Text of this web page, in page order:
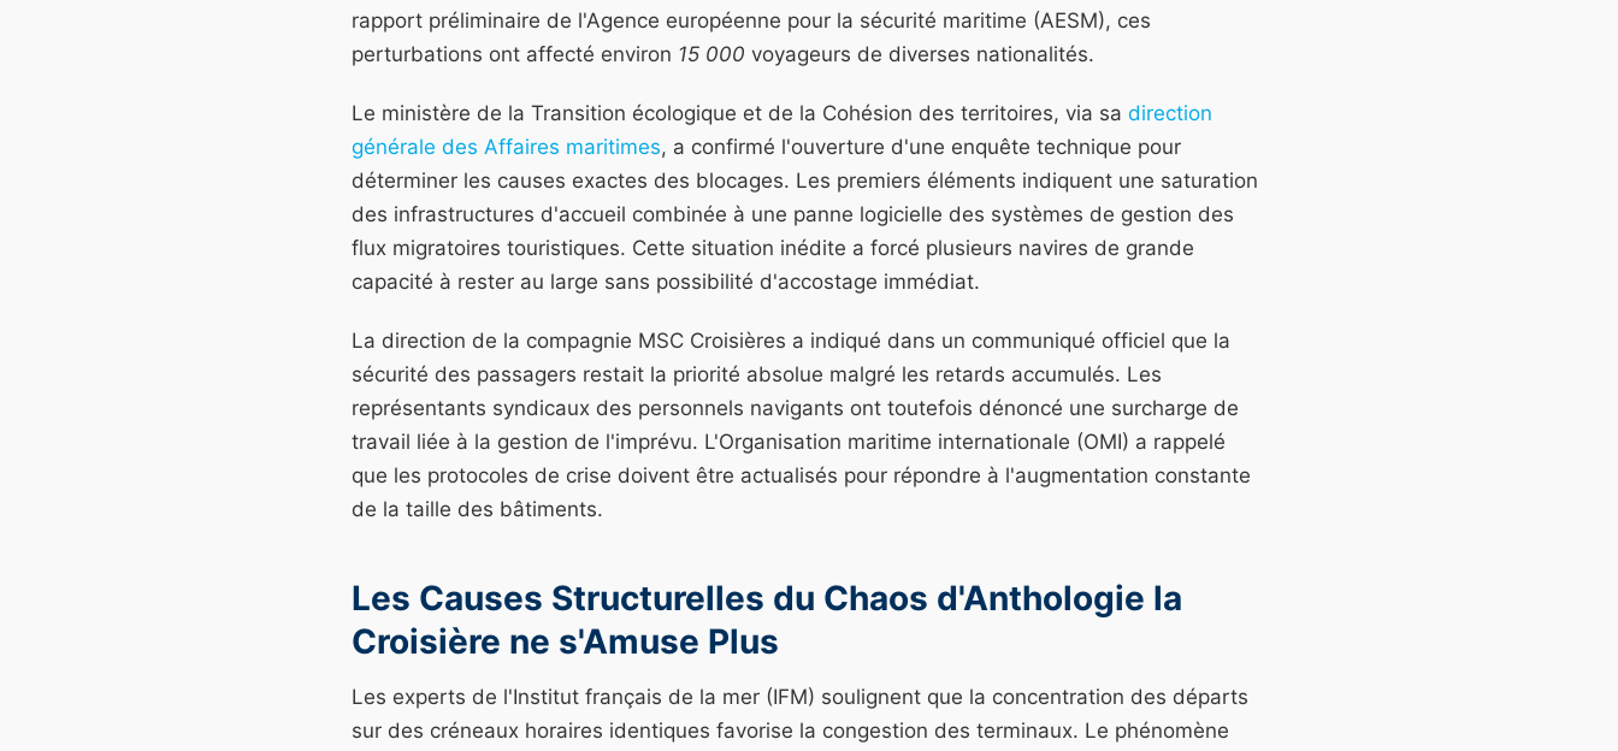
rapport préliminaire de l'Agence européenne pour la sécurité maritime (AESM), ces
perturbations ont affecté environ 15 000 voyageurs de diverses nationalités.
Le ministère de la Transition écologique et de la Cohésion des territoires, via sa direction
générale des Affaires maritimes, a confirmé l'ouverture d'une enquête technique pour
déterminer les causes exactes des blocages. Les premiers éléments indiquent une saturation
des infrastructures d'accueil combinée à une panne logicielle des systèmes de gestion des
flux migratoires touristiques. Cette situation inédite a forcé plusieurs navires de grande
capacité à rester au large sans possibilité d'accostage immédiat.
La direction de la compagnie MSC Croisières a indiqué dans un communiqué officiel que la
sécurité des passagers restait la priorité absolue malgré les retards accumulés. Les
représentants syndicaux des personnels navigants ont toutefois dénoncé une surcharge de
travail liée à la gestion de l'imprévu. L'Organisation maritime internationale (OMI) a rappelé
que les protocoles de crise doivent être actualisés pour répondre à l'augmentation constante
de la taille des bâtiments.
Les Causes Structurelles du Chaos d'Anthologie la
Croisière ne s'Amuse Plus
Les experts de l'Institut français de la mer (IFM) soulignent que la concentration des départs
sur des créneaux horaires identiques favorise la congestion des terminaux. Le phénomène